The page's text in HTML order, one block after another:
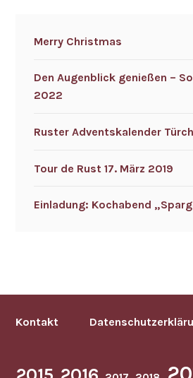
Merry Christmas
Den Augenblick genießen –
2022
Ruster Adventskalender
Tour de Rust 17. März 2019
Einladung: Kochabend
Kontakt